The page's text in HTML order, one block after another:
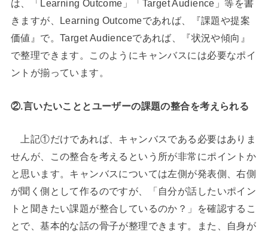
は、「Learning Outcome」「Target Audience」等を書
きますが、Learning Outcomeであれば、『課題や提案
価値』で。Target Audienceであれば、『状況や傾向』
で整理できます。このようにキャンバスには必要なポイ
ントが揃っています。
②.言いたいこととユーザーの課題の整合を考えられる
上記①だけであれば、キャンバスである必要はありま
せんが、この整合を考えるという所が非常にポイントか
と思います。キャンバスについては左側が発表側、右側
が聞く側として作るのですが、「自分が話したいポイン
トと聞きたい課題が整合しているのか？」を確認するこ
とで、基本的な話の骨子が整理できます。また、自身が